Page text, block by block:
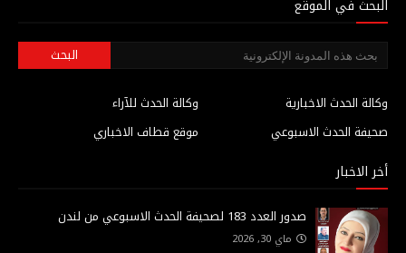
البحث في الموقع
وكالة الحدث للآراء
وكالة الحدث الاخبارية
موقع قطاف الاخباري
صحيفة الحدث الاسبوعي
أخر الاخبار
صدور العدد 183 لصحيفة الحدث الاسبوعي من لندن
ماي 30, 2026